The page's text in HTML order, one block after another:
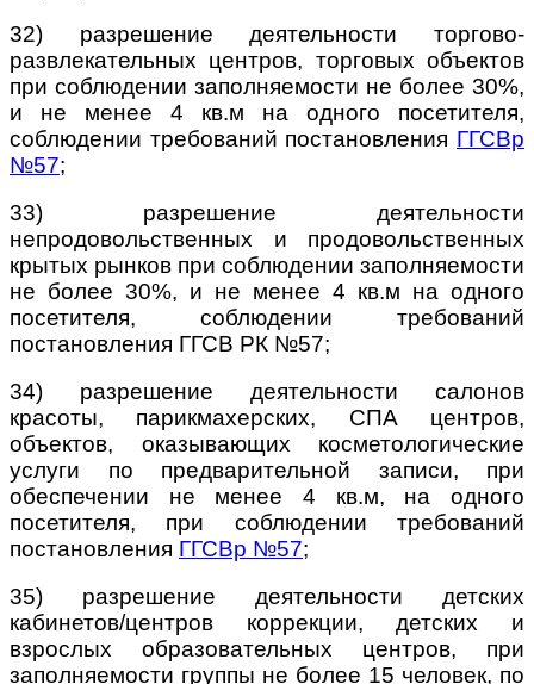
32) разрешение деятельности торгово-
развлекательных центров, торговых объектов
при соблюдении заполняемости не более 30%,
и не менее 4 кв.м на одного посетителя,
соблюдении требований постановления ГГСВр
№57;
33) разрешение деятельности
непродовольственных и продовольственных
крытых рынков при соблюдении заполняемости
не более 30%, и не менее 4 кв.м на одного
посетителя, соблюдении требований
постановления ГГСВ РК №57;
34) разрешение деятельности салонов
красоты, парикмахерских, СПА центров,
объектов, оказывающих косметологические
услуги по предварительной записи, при
обеспечении не менее 4 кв.м, на одного
посетителя, при соблюдении требований
постановления ГГСВр №57;
35) разрешение деятельности детских
кабинетов/центров коррекции, детских и
взрослых образовательных центров, при
заполняемости группы не более 15 человек, по